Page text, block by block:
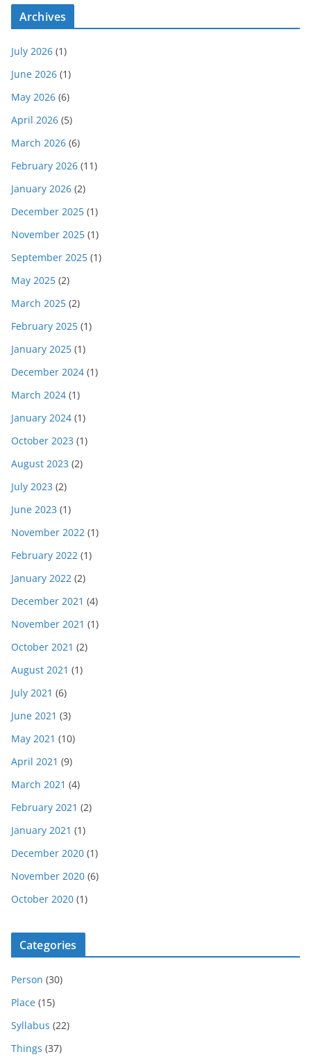
Archives
July 2026 (1)
June 2026 (1)
May 2026 (6)
April 2026 (5)
March 2026 (6)
February 2026 (11)
January 2026 (2)
December 2025 (1)
November 2025 (1)
September 2025 (1)
May 2025 (2)
March 2025 (2)
February 2025 (1)
January 2025 (1)
December 2024 (1)
March 2024 (1)
January 2024 (1)
October 2023 (1)
August 2023 (2)
July 2023 (2)
June 2023 (1)
November 2022 (1)
February 2022 (1)
January 2022 (2)
December 2021 (4)
November 2021 (1)
October 2021 (2)
August 2021 (1)
July 2021 (6)
June 2021 (3)
May 2021 (10)
April 2021 (9)
March 2021 (4)
February 2021 (2)
January 2021 (1)
December 2020 (1)
November 2020 (6)
October 2020 (1)
Categories
Person (30)
Place (15)
Syllabus (22)
Things (37)